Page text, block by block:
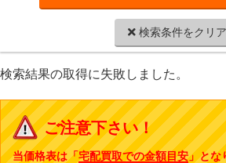
検索条件をクリア
検索結果の取得に失敗しました。
ご注意下さい！
当価格表は「 宅配買取での金額目安」とな